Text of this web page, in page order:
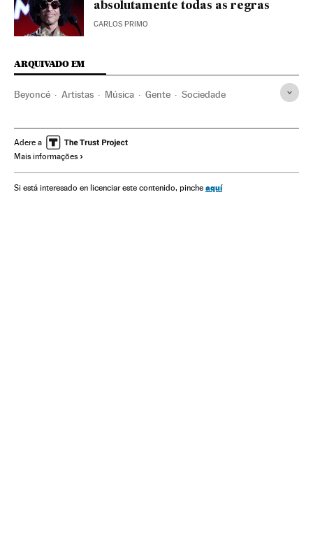
absolutamente todas as regras
CARLOS PRIMO
ARQUIVADO EM
Beyoncé Artistas Música Gente Sociedade
Adere a
Mais informações
Si está interesado en licenciar este contenido, pinche aquí